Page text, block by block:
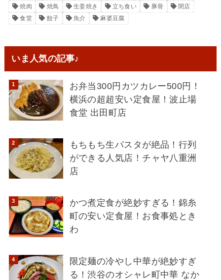
焼肉
焼鳥 生姜焼き 立ち食い 豚骨
閉店
食堂
餃子 魚介 麻婆豆腐
いま人気の記事♪
お弁当300円カツカレー500円！
横浜の超超安い定食屋！波止場
食堂 出田町店
もちもち生パスタが絶品！行列
ができる人気店！チャヤ八重洲
店
かつ煮定食が絶妙すぎる！錦糸
町の安い定食屋！お食事処とき
わ
限定麺の冷やし中華が絶妙すぎ
る！渋谷のオシャレ町中華 なか